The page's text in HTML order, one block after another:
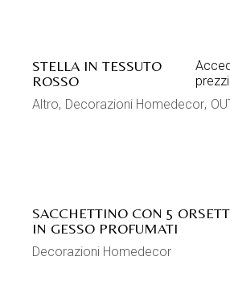
STELLA IN TESSUTO
ROSSO
prezzi
Altro Decorazioni Homedecor
SACCHETTINO CON 5
IN GESSO PROFUMATI
Decorazioni Homedecor